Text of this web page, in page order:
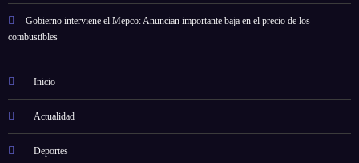
Gobierno interviene el Mepco: Anuncian importante baja en el precio de los
combustibles
Inicio
Actualidad
Deportes